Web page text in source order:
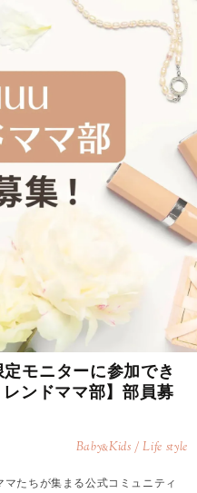
モニターに参加でき
ンドママ部】部員募
Baby&Kids / Life style
たちが集まる公式コミュニティ